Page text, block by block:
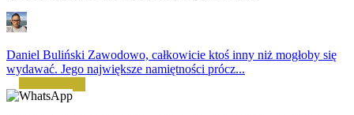
Daniel Buliński Zawodowo, całkowicie ktoś inny niż mogłoby się
wydawać. Jego największe namiętności prócz...